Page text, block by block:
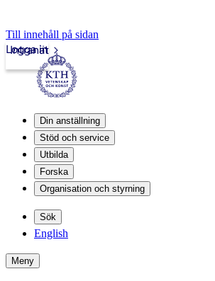
Till innehåll på sidan
Intranät
Logga in
Din anställning
Stöd och service
Utbilda
Forska
Organisation och styrning
Sök
English
Meny